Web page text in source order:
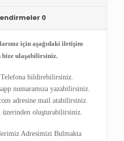
0
için aşağıdaki iletişim
ulaşabilirsiniz.
bildirebilirsiniz.
numaramıza yazabilirsiniz.
adresine mail atabilirsiniz.
oluşturabilirsiniz.
Adresimizi Bulmakta